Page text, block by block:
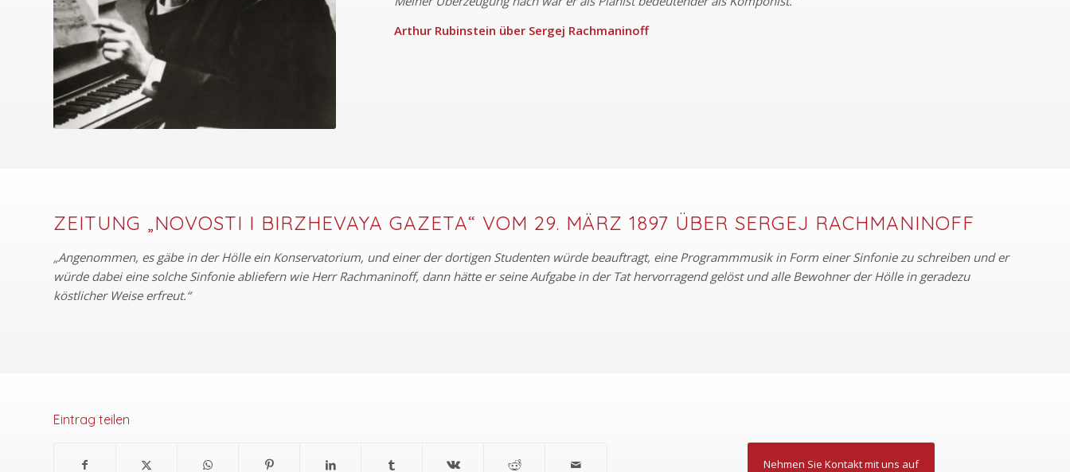
Arthur Rubinstein über Sergej Rachmaninoff
ZEITUNG „NOVOSTI I BIRZHEVAYA GAZETA“ VOM 29. MÄRZ 1897 ÜBER SERGEJ RACHMANINOFF
„Angenommen, es gäbe in der Hölle ein Konservatorium, und einer der dortigen Studenten würde beauftragt, eine Programmmusik in Form einer Sinfonie zu schreiben und er
würde dabei eine solche Sinfonie abliefern wie Herr Rachmaninoff, dann hätte er seine Aufgabe in der Tat hervorragend gelöst und alle Bewohner der Hölle in geradezu
köstlicher Weise erfreut.“
Eintrag teilen
Nehmen Sie Kontakt mit uns auf